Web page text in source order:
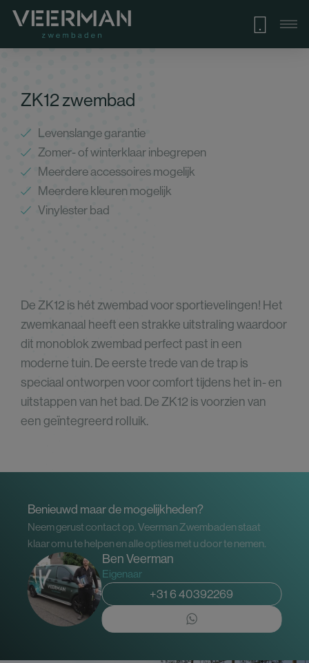
ZK12 zwembad
Levenslange garantie
Zomer- of winterklaar inbegrepen
Meerdere accessoires mogelijk
Meerdere kleuren mogelijk
Vinylester bad
De ZK12 is hét zwembad voor sportievelingen! Het
zwemkanaal heeft een strakke uitstraling waardoor
dit monoblok zwembad perfect past in een
moderne tuin. De eerste trede van de trap is
speciaal ontworpen voor comfort tijdens het in- en
uitstappen van het bad. De ZK12 is voorzien van
een geïntegreerd rolluik.
Benieuwd maar de mogelijkheden?
Neem gerust contact op. Veerman Zwembaden staat
klaar om u te helpen en alle opties met u door te nemen.
Ben Veerman
Eigenaar
+31 6 40392269